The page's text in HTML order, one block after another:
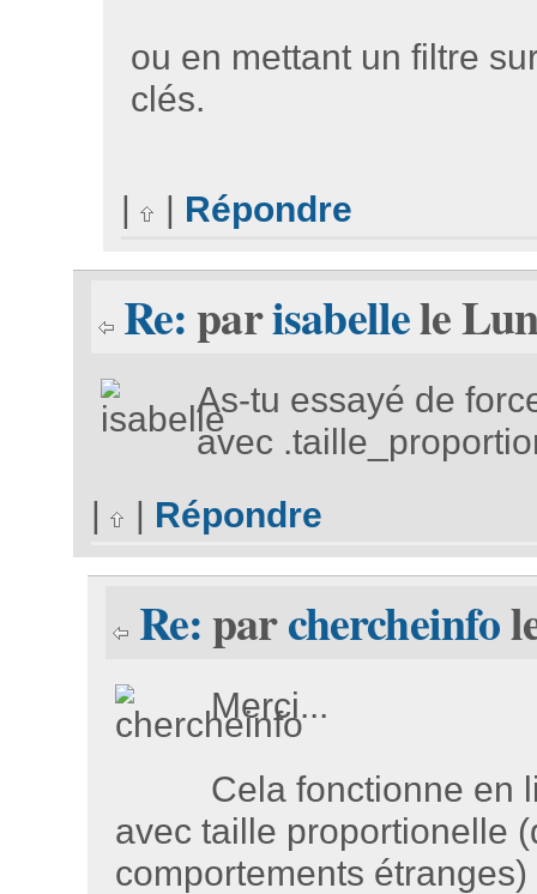
ou en mettant un filtre
clés.
| Répondre
Re:parisabellele
As-tu essayé de
avec
|
| Répondre
Re:parchercheinfo
Merci...
Cela fonctionne en
avec taille proportionelle
comportements étranges)